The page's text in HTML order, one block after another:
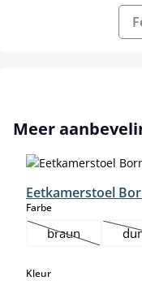
Productgalerij
Meer
Eetkamerstoel
Farbeselect
braun
(Deze optie is
Kleurselect